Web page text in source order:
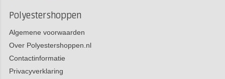
Polyestershoppen
Algemene voorwaarden
Over Polyestershoppen.nl
Contactinformatie
Privacyverklaring